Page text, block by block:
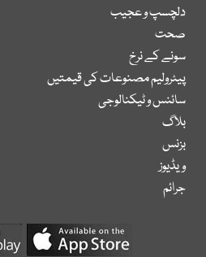
دلچسپ و عجیب
صحت
سونے کے نرخ
پیٹرولیم مصنوعات کی قیمتیں
سائنس و ٹیکنالوجی
بلاگ
بزنس
ویڈیوز
جرائم